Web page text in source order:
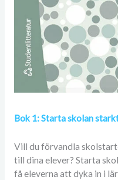
Bok 1: Starta skolan
Vill du förvandla
till dina elever? Starta
få eleverna att dyka in i